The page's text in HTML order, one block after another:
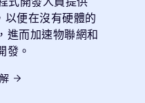
以便在沒有硬體的
進而加速物聯網和
發。